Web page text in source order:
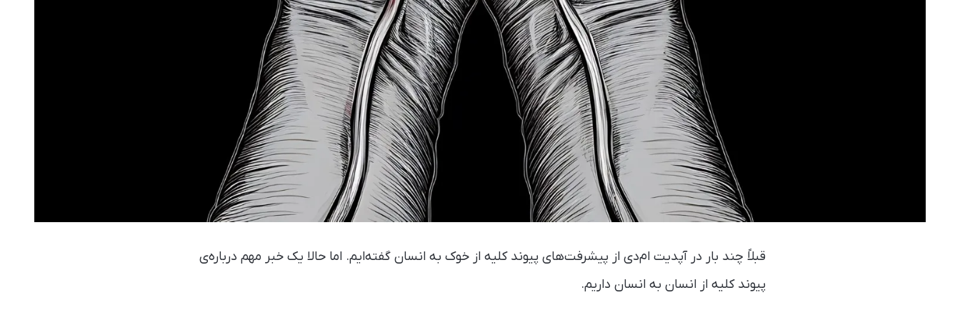
قبلاً چند بار در آپدیت ام‌دی از پیشرفت‌های پیوند کلیه از خوک به انسان گفته‌ایم. اما حالا یک خبر مهم درباره‌ی
پیوند کلیه از انسان به انسان داریم.